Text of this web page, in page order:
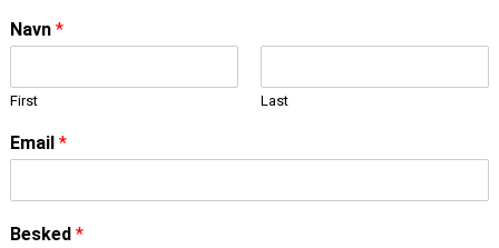
Navn *
First Last
Email *
Besked *